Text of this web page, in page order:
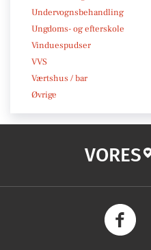
Undervognsbehandling
Ungdoms- og efterskole
Vinduespudser
VVS
Værtshus / bar
Øvrige
VORES